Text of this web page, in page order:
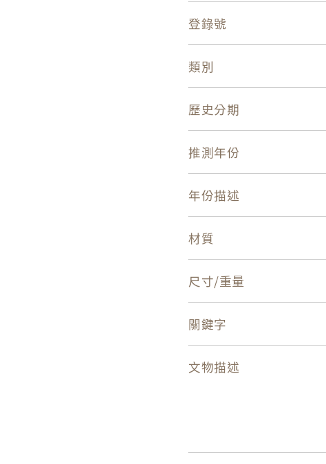
登錄號
類別
歷史分期
推測年份
年份描述
材質
尺寸/重量
關鍵字
文物描述